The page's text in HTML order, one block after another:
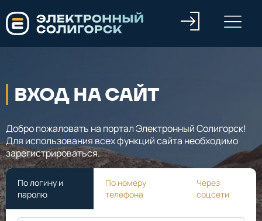
ВХОД НА САЙТ
Добро пожаловать на портал Электронный Солигорск!
Для использования всех функций сайта необходимо
зарегистрироваться.
По логину и
паролю
По номеру
телефона
Через
соцсети